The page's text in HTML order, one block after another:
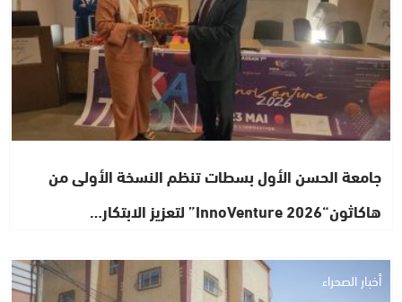
جامعة الحسن الأول بسطات تنظم النسخة الأولى من
هاكاثون“InnoVenture 2026” لتعزيز الابتكار…
أخبار الصحراء